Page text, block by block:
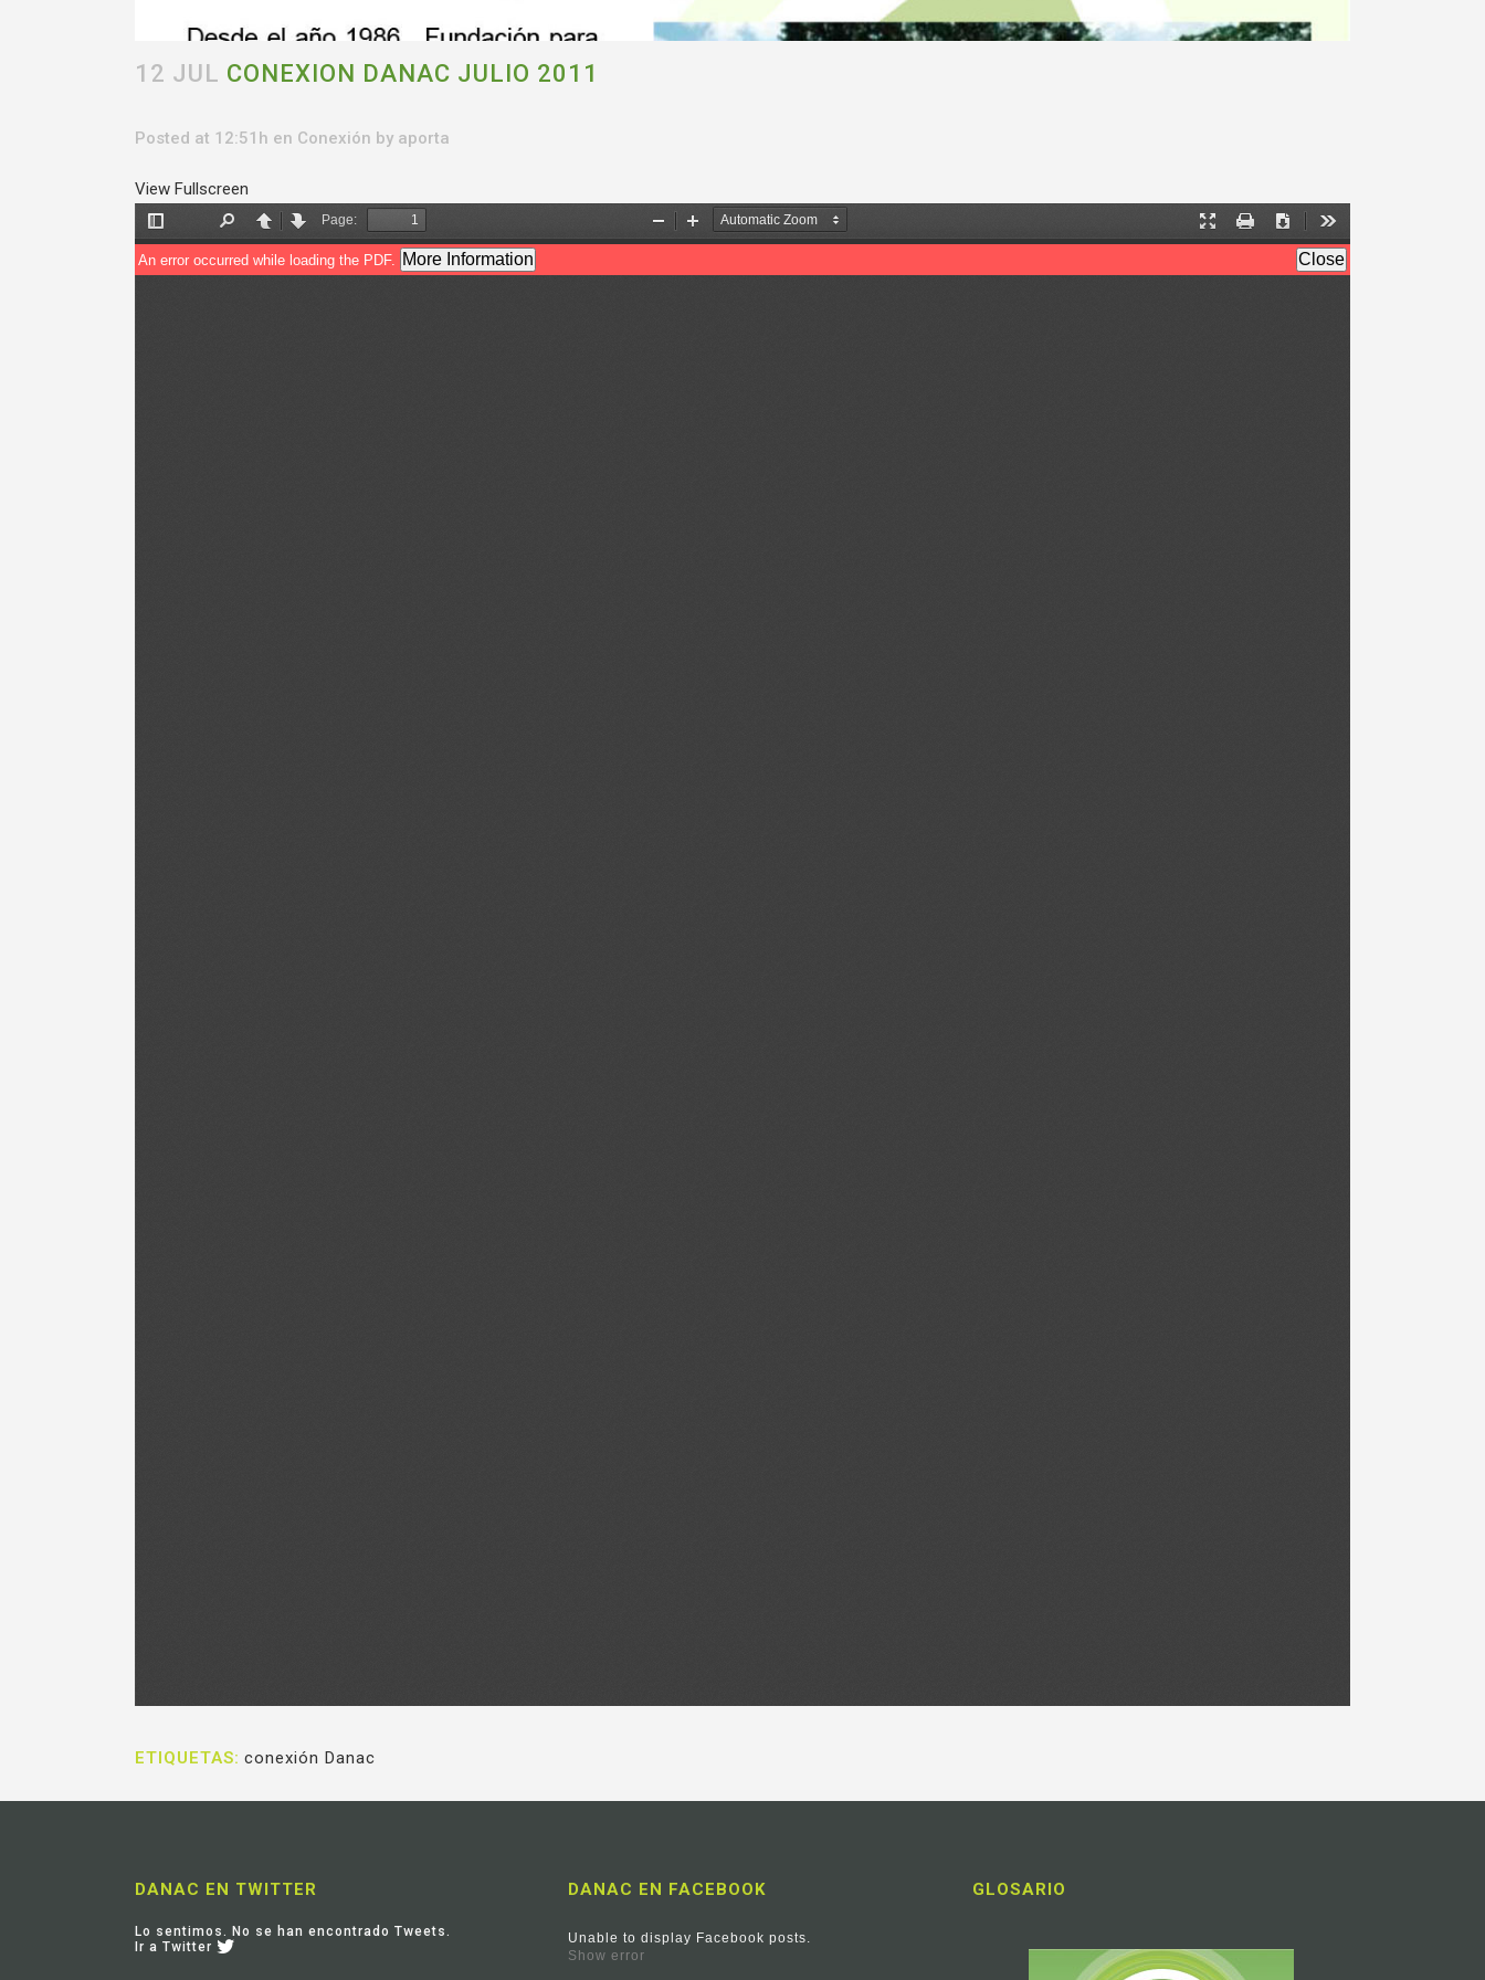
12 JUL CONEXION DANAC JULIO 2011
Posted at 12:51h en Conexión by aporta
View Fullscreen
ETIQUETAS: conexión Danac
DANAC EN TWITTER
Lo sentimos. No se han encontrado Tweets.
Ir a Twitter
DANAC EN FACEBOOK
Unable to display Facebook posts.
Show error
GLOSARIO